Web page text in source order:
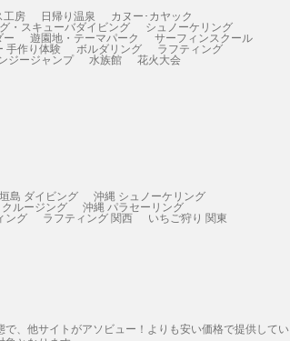
工房 日帰り温泉 カヌー･カヤック
・スキューバダイビング シュノーケリング
ー 遊園地・テーマパーク サーフィンスクール
手作り体験 ボルダリング ラフティング
ジージャンプ 水族館 花火大会
島 ダイビング 沖縄 シュノーケリング
ルージング 沖縄 パラセーリング
ング ラフティング 関西 いちご狩り 関東
、他サイトがアソビュー！よりも安い価格で提供してい